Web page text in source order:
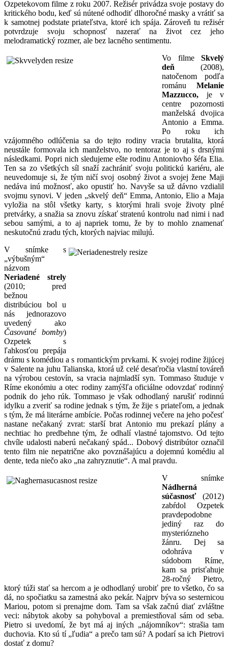
Ozpetekovom filme z roku 2007. Režisér privádza svoje postavy do
kritického bodu, keď sú nútené odhodiť dlhoročné masky a vrátiť sa
k samotnej podstate priateľstva, ktoré ich spája. Zároveň tu režisér
potvrdzuje svoju schopnosť nazerať na život cez jeho
melodramatický rozmer, ale bez lacného sentimentu.
Vo filme Skvelý
deň (2008),
natočenom podľa
románu Melanie
Mazzucco, je v
centre pozornosti
manželská dvojica
Antonio a Emma.
Po roku ich
vzájomného odlúčenia sa do tejto rodiny vracia brutalita, ktorá
neustále formovala ich manželstvo, no tentoraz je to aj s drsnými
následkami. Popri nich sledujeme ešte rodinu Antoniovho šéfa Elia.
Ten sa zo všetkých síl snaží zachrániť svoju politickú kariéru, ale
neuvedomuje si, že tým ničí svoj osobný život a svojej žene Maji
nedáva inú možnosť, ako opustiť ho. Navyše sa už dávno vzdialil
svojmu synovi. V jeden „skvelý deň“ Emma, Antonio, Elio a Maja
vyložia na stôl všetky karty, s ktorými hrali svoje životy plné
pretvárky, a snažia sa znovu získať stratenú kontrolu nad nimi i nad
sebou samými, a to aj napriek tomu, že by to mohlo znamenať
neskutočnú zradu tých, ktorých najviac milujú.
V snímke s
„výbušným“
názvom
Neriadené strely
(2010; pred
bežnou
distribúciou bol u
nás jednorazovo
uvedený ako
Časované bomby)
Ozpetek s
ľahkosťou prepája
drámu s komédiou a s romantickým prvkami. K svojej rodine žijúcej
v Salente na juhu Talianska, ktorá už celé desaťročia vlastní továreň
na výrobou cestovín, sa vracia najmladší syn. Tommaso študuje v
Ríme ekonómiu a otec rodiny zamýšľa oficiálne odovzdať rodinný
podnik do jeho rúk. Tommaso je však odhodlaný narušiť rodinnú
idylku a zveriť sa rodine jednak s tým, že žije s priateľom, a jednak
s tým, že má literárne ambície. Počas rodinnej večere na jeho počesť
nastane nečakaný zvrat: starší brat Antonio mu prekazí plány a
nechtiac ho predbehne tým, že odhalí vlastné tajomstvo. Od tejto
chvíle udalosti naberú nečakaný spád... Dobový distribútor označil
tento film nie nepatrične ako povznášajúcu a dojemnú komédiu al
dente, teda niečo ako „na zahryznutie“. A mal pravdu.
V snímke
Nádherná
súčasnosť(2012)
zabŕdol Ozpetek
pravdepodobne
jediný raz do
mysteriózneho
žánru. Dej sa
odohráva v
súdobom Ríme,
kam sa prisťahuje
28-ročný Pietro,
ktorý túži stať sa hercom a je odhodlaný urobiť pre to všetko, čo sa
dá, no spočiatku sa zamestná ako pekár. Najprv býva so sesternicou
Mariou, potom si prenajme dom. Tam sa však začnú diať zvláštne
veci: nábytok akoby sa pohyboval a premiestňoval sám od seba.
Pietro si uvedomí, že byt má aj iných „nájomníkov“: strašia tam
duchovia. Kto sú tí „ľudia“ a prečo tam sú? A podarí sa ich Pietrovi
dostať z domu?